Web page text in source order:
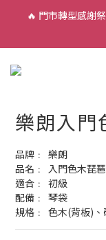
🎵 新生限
🔥 門市轉型感謝
🎵 新生
樂朗入門
規格﹕	色木(